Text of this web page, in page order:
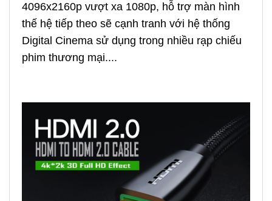
4096x2160p vượt xa 1080p, hỗ trợ màn hình
thế hệ tiếp theo sẽ cạnh tranh với hệ thống
Digital Cinema sử dụng trong nhiều rạp chiếu
phim thương mại....